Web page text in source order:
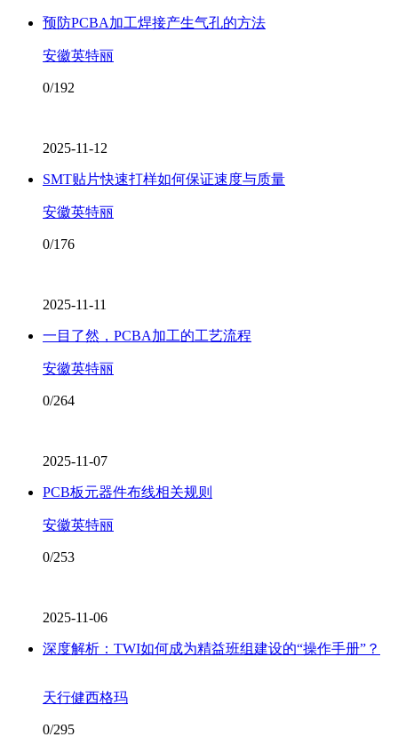
预防PCBA加工焊接产生气孔的方法
安徽英特丽
0/192
2025-11-12
SMT贴片快速打样如何保证速度与质量
安徽英特丽
0/176
2025-11-11
一目了然，PCBA加工的工艺流程
安徽英特丽
0/264
2025-11-07
PCB板元器件布线相关规则
安徽英特丽
0/253
2025-11-06
深度解析：TWI如何成为精益班组建设的“操作手册”？
天行健西格玛
0/295